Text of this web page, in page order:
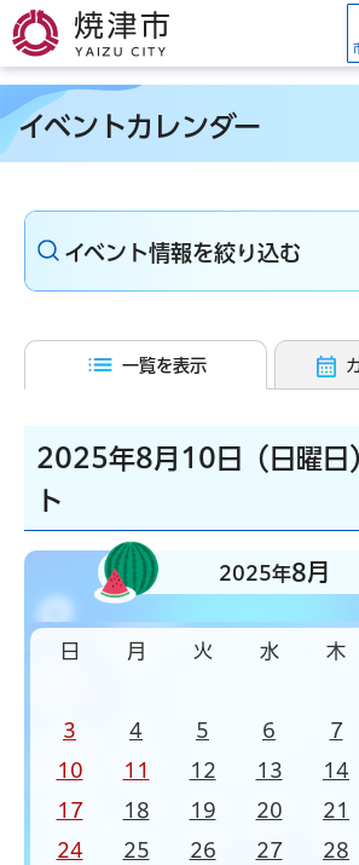
焼津市
イベントカレンダー
イベント情報を絞り込む
一覧を表示
2025年8月10日（日曜日
ト
2025年8月
日 月 火 水 木
3 4 5 6 7
10 11 12 13 14
17 18 19 20 21
24 25 26 27 28